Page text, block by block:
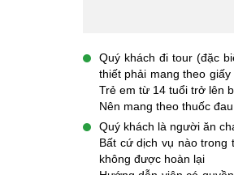
Quý khách đi tour (đặc
thiết phải mang theo
Trẻ em từ 14 tuổi trở lên
Nên mang theo thuốc
Quý khách là người ăn
Bất cứ dịch vụ nào
không được hoàn lại